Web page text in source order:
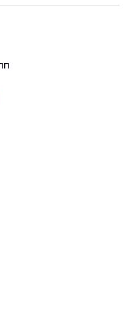
лизинг?
выгодные
чтобы мы